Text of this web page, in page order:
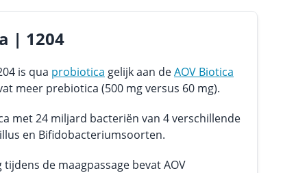
| 1204
is qua probiotica gelijk aan deAOV Biotica
meer prebiotica (500 mg versus 60 mg).
met 24 miljard bacteriën van 4 verschillende
en Bifidobacteriumsoorten.
de maagpassage bevat AOV